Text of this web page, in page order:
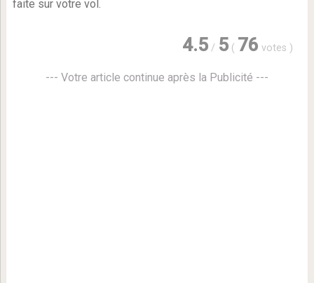
faite sur votre vol.
4.5 / 5 ( 76 votes )
--- Votre article continue après la Publicité ---